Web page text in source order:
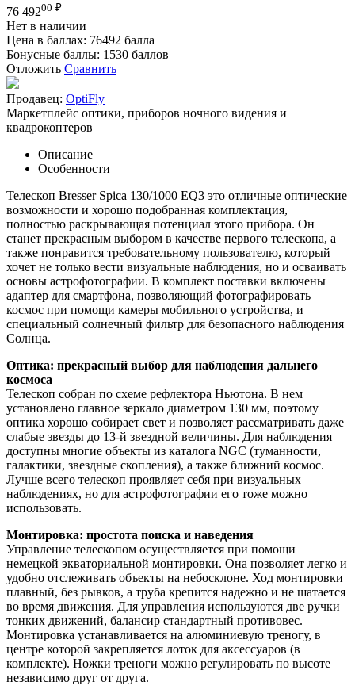
76 49200 ₽
Нет в наличии
Цена в баллах: 76492 балла
Бонусные баллы: 1530 баллов
Отложить Сравнить
Продавец: OptiFly
Маркетплейс оптики, приборов ночного видения и
квадрокоптеров
Описание
Особенности
Телескоп Bresser Spica 130/1000 EQ3 это отличные оптические
возможности и хорошо подобранная комплектация,
полностью раскрывающая потенциал этого прибора. Он
станет прекрасным выбором в качестве первого телескопа, а
также понравится требовательному пользователю, который
хочет не только вести визуальные наблюдения, но и осваивать
основы астрофотографии. В комплект поставки включены
адаптер для смартфона, позволяющий фотографировать
космос при помощи камеры мобильного устройства, и
специальный солнечный фильтр для безопасного наблюдения
Солнца.
Оптика: прекрасный выбор для наблюдения дальнего
космоса
Телескоп собран по схеме рефлектора Ньютона. В нем
установлено главное зеркало диаметром 130 мм, поэтому
оптика хорошо собирает свет и позволяет рассматривать даже
слабые звезды до 13-й звездной величины. Для наблюдения
доступны многие объекты из каталога NGC (туманности,
галактики, звездные скопления), а также ближний космос.
Лучше всего телескоп проявляет себя при визуальных
наблюдениях, но для астрофотографии его тоже можно
использовать.
Монтировка: простота поиска и наведения
Управление телескопом осуществляется при помощи
немецкой экваториальной монтировки. Она позволяет легко и
удобно отслеживать объекты на небосклоне. Ход монтировки
плавный, без рывков, а труба крепится надежно и не шатается
во время движения. Для управления используются две ручки
тонких движений, балансир стандартный противовес.
Монтировка устанавливается на алюминиевую треногу, в
центре которой закрепляется лоток для аксессуаров (в
комплекте). Ножки треноги можно регулировать по высоте
независимо друг от друга.